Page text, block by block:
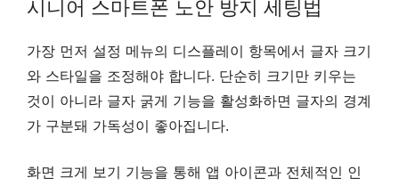
시니어 스마트폰 노안 방지 세팅법
가장 먼저 설정 메뉴의 디스플레이 항목에서 글자 크기
와 스타일을 조정해야 합니다. 단순히 크기만 키우는
것이 아니라 글자 굵게 기능을 활성화하면 글자의 경계
가 구분돼 가독성이 좋아집니다.
화면 크게 보기 기능을 통해 앱 아이콘과 전체적인 인